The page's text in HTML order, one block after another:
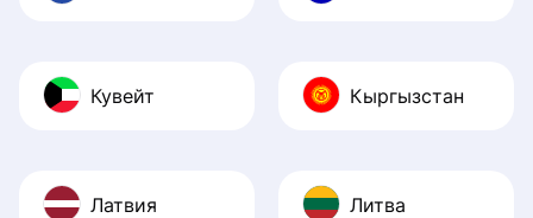
Кувейт Кыргызстан
Латвия Литва